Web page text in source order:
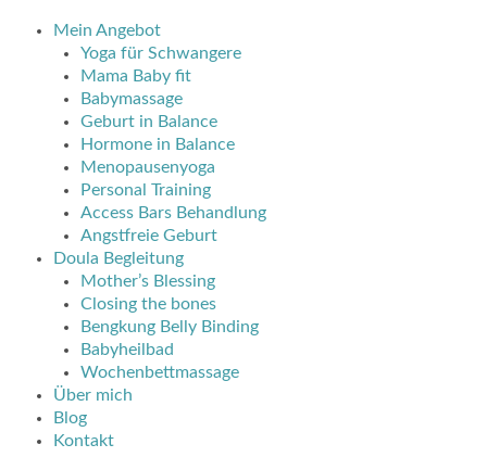
Mein Angebot
Yoga für Schwangere
Mama Baby fit
Babymassage
Geburt in Balance
Hormone in Balance
Menopausenyoga
Personal Training
Access Bars Behandlung
Angstfreie Geburt
Doula Begleitung
Mother’s Blessing
Closing the bones
Bengkung Belly Binding
Babyheilbad
Wochenbettmassage
Über mich
Blog
Kontakt